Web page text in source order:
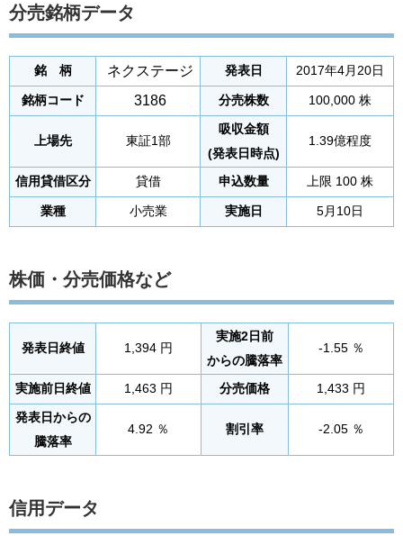
分売銘柄データ
銘 柄 ネクステージ 発表日 2017年4月20日
銘柄コード 3186 分売株数 100,000 株
上場先 東証1部
吸収金額
(発表日時点)
1.39億程度
信用貸借区分 貸借 申込数量 上限 100 株
業種 小売業 実施日 5月10日
株価・分売価格など
発表日終値 1,394 円
実施2日前
からの騰落率
-1.55 ％
実施前日終値 1,463 円 分売価格 1,433 円
発表日からの
騰落率
4.92 ％ 割引率 -2.05 ％
信用データ